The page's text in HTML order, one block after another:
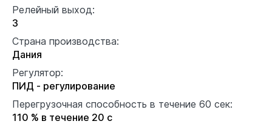
Релейный выход:
3
Страна производства:
Дания
Регулятор:
ПИД - регулирование
Перегрузочная способность в течение 60 сек:
110 % в течение 20 с